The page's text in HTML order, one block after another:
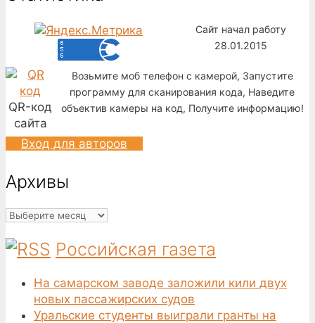
Сайт начал работу
28.01.2015
QR-код
сайта
Возьмите моб телефон с камерой, Запустите
программу для сканирования кода, Наведите
объектив камеры на код, Получите информацию!
Вход для авторов
Архивы
Архивы
Российская газета
На самарском заводе заложили кили двух
новых пассажирских судов
Уральские студенты выиграли гранты на